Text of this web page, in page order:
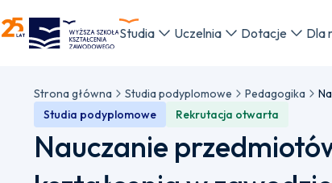
WSKZ - strona główna
Studia Uczelnia Dotacje Dla
Strona główna Studia podyplomowe Pedagogika
Studia podyplomowe
Rekrutacja otwarta
Nauczanie